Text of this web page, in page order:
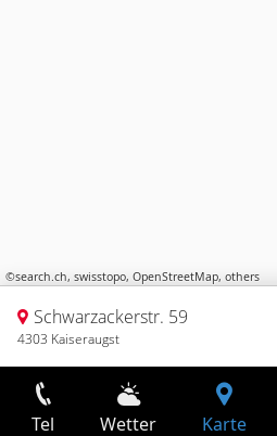
©search.ch, swisstopo, OpenStreetMap, others
Schwarzackerstr. 59
4303 Kaiseraugst
Tel Wetter Karte